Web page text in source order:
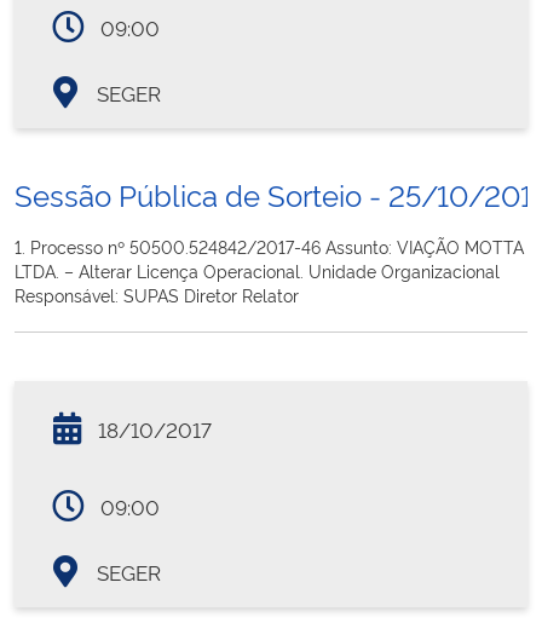
09:00
SEGER
Sessão Pública de Sorteio - 25/10/
1. Processo nº 50500.524842/2017-46 Assunto: VIAÇÃO MOTTA
LTDA. – Alterar Licença Operacional. Unidade Organizacional
Responsável: SUPAS Diretor Relator
18/10/2017
09:00
SEGER